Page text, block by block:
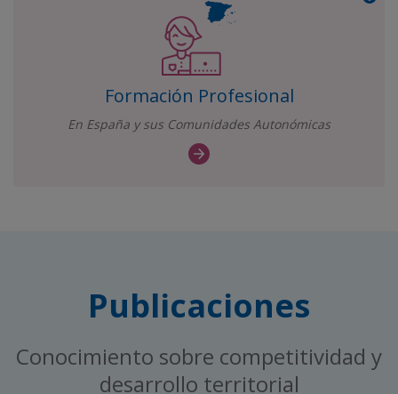
Formación Profesional
En España y sus Comunidades Autonómicas
Publicaciones
Conocimiento sobre competitividad y
desarrollo territorial